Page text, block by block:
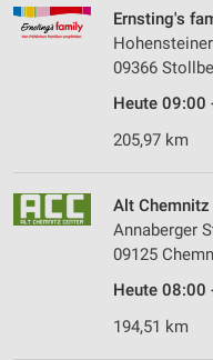
Ernsting's
09366
Heute 09:00
205,97 km
Alt Chemnitz
Annaberger
09125
Heute 08:00
194,51 km